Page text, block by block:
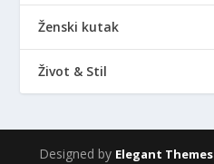
Ženski kutak
Život & Stil
Designed by Elegant Themes